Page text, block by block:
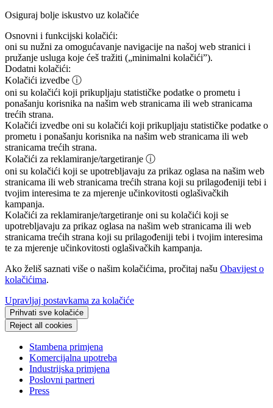
Osiguraj bolje iskustvo uz kolačiće
Osnovni i funkcijski kolačići:
oni su nužni za omogućavanje navigacije na našoj web stranici i
pružanje usluga koje ćeš tražiti („minimalni kolačići”).
Dodatni kolačići:
Kolačići izvedbe ⓘ
oni su kolačići koji prikupljaju statističke podatke o prometu i
ponašanju korisnika na našim web stranicama ili web stranicama
trećih strana.
Kolačići izvedbe oni su kolačići koji prikupljaju statističke podatke o
prometu i ponašanju korisnika na našim web stranicama ili web
stranicama trećih strana.
Kolačići za reklamiranje/targetiranje ⓘ
oni su kolačići koji se upotrebljavaju za prikaz oglasa na našim web
stranicama ili web stranicama trećih strana koji su prilagođeniji tebi i
tvojim interesima te za mjerenje učinkovitosti oglašivačkih
kampanja.
Kolačići za reklamiranje/targetiranje oni su kolačići koji se
upotrebljavaju za prikaz oglasa na našim web stranicama ili web
stranicama trećih strana koji su prilagođeniji tebi i tvojim interesima
te za mjerenje učinkovitosti oglašivačkih kampanja.
Ako želiš saznati više o našim kolačićima, pročitaj našu Obavijest o
kolačićima.
Upravljaj postavkama za kolačiće
Prihvati sve kolačiće
Reject all cookies
Stambena primjena
Komercijalna upotreba
Industrijska primjena
Poslovni partneri
Press